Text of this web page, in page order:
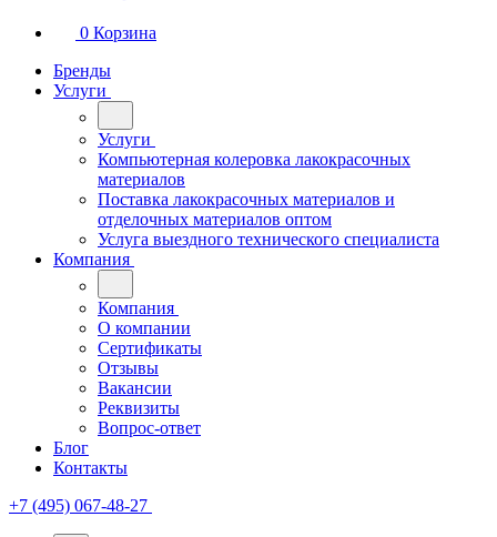
0 Корзина
Бренды
Услуги
Услуги
Компьютерная колеровка лакокрасочных
материалов
Поставка лакокрасочных материалов и
отделочных материалов оптом
Услуга выездного технического специалиста
Компания
Компания
О компании
Сертификаты
Отзывы
Вакансии
Реквизиты
Вопрос-ответ
Блог
Контакты
+7 (495) 067-48-27